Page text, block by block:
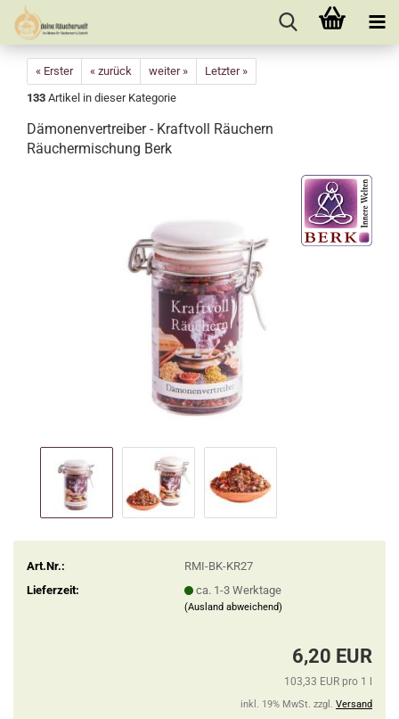
« Erster « zurück weiter »
Letzter »
133 Artikel in dieser Kategorie
Dämonenvertreiber - Kraftvoll Räuchern
Räuchermischung Berk
Art.Nr.:
RMI-BK-KR27
Lieferzeit:
ca. 1-3 Werktage
(Ausland abweichend)
6,20 EUR
103,33 EUR pro 1 l
inkl. 19% MwSt. zzgl. Versand